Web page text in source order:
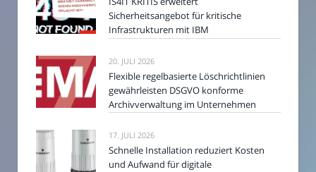
Sicherheitsangebot für kritische
Infrastrukturen mit IBM
20. JULI 2026
Flexible regelbasierte Löschrichtlinien
gewährleisten DSGVO konforme
Archivverwaltung im Unternehmen
17. JULI 2026
Schnelle Installation reduziert Kosten
und Aufwand für digitale